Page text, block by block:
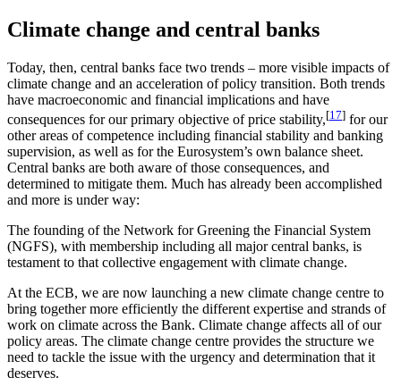
Climate change and central banks
Today, then, central banks face two trends – more visible impacts of
climate change and an acceleration of policy transition. Both trends
have macroeconomic and financial implications and have
consequences for our primary objective of price stability,[17] for our
other areas of competence including financial stability and banking
supervision, as well as for the Eurosystem’s own balance sheet.
Central banks are both aware of those consequences, and
determined to mitigate them. Much has already been accomplished
and more is under way:
The founding of the Network for Greening the Financial System
(NGFS), with membership including all major central banks, is
testament to that collective engagement with climate change.
At the ECB, we are now launching a new climate change centre to
bring together more efficiently the different expertise and strands of
work on climate across the Bank. Climate change affects all of our
policy areas. The climate change centre provides the structure we
need to tackle the issue with the urgency and determination that it
deserves.